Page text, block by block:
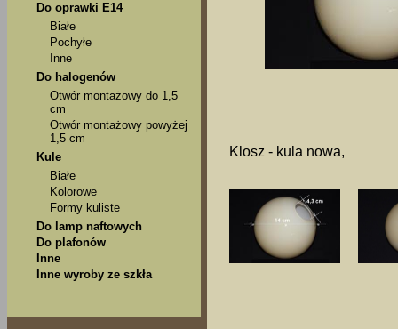
Do oprawki E14
Białe
Pochyłe
Inne
Do halogenów
Otwór montażowy do 1,5
cm
Otwór montażowy powyżej
1,5 cm
Kule
Białe
Kolorowe
Formy kuliste
Do lamp naftowych
Do plafonów
Inne
Inne wyroby ze szkła
Klosz - kula nowa,